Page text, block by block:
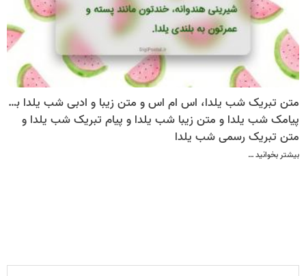
متن تبریک شب یلدا، اس ام اس و متن زیبا و ادبی شب یلدا به همراه کارت پستال
پیامک شب یلدا و متن زیبا شب یلدا و پیام تبریک شب یلدا و
متن تبریک رسمی شب یلدا
بیشتر بخوانید …